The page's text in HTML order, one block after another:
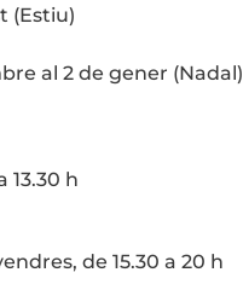
(Estiu)
al 2 de gener (Nadal)
13.30 h
de 15.30 a 20 h